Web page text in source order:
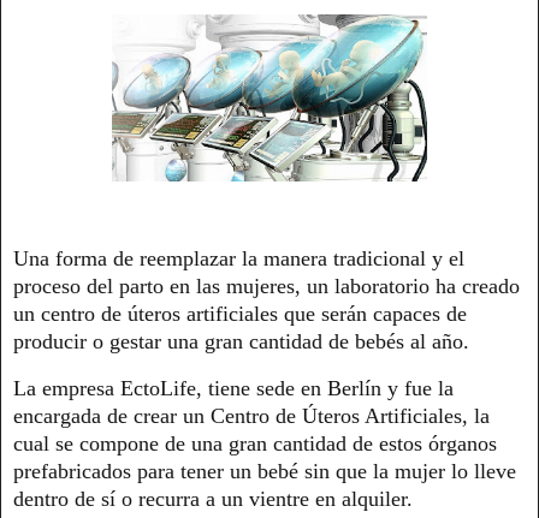
Una forma de reemplazar la manera tradicional y el
proceso del parto en las mujeres, un laboratorio ha creado
un centro de úteros artificiales que serán capaces de
producir o gestar una gran cantidad de bebés al año.
La empresa EctoLife, tiene sede en Berlín y fue la
encargada de crear un Centro de Úteros Artificiales, la
cual se compone de una gran cantidad de estos órganos
prefabricados para tener un bebé sin que la mujer lo lleve
dentro de sí o recurra a un vientre en alquiler.